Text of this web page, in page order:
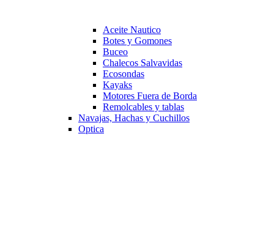
Aceite Nautico
Botes y Gomones
Buceo
Chalecos Salvavidas
Ecosondas
Kayaks
Motores Fuera de Borda
Remolcables y tablas
Navajas, Hachas y Cuchillos
Optica